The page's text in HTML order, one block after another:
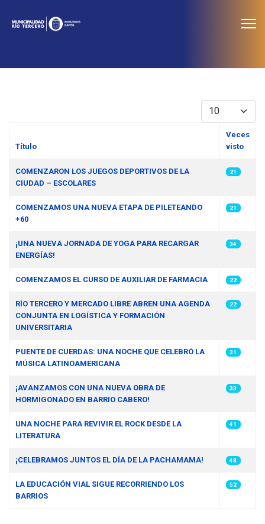
Cantidad
Título
Veces
visto
COMENZARON LOS JUEGOS DEPORTIVOS DE LA
CIUDAD – ESCOLARES
21
COMENZAMOS UNA NUEVA ETAPA DE PILETEANDO
+60
21
¡UNA NUEVA JORNADA DE YOGA PARA RECARGAR
ENERGÍAS!
34
COMENZAMOS EL CURSO DE AUXILIAR DE FARMACIA 22
RÍO TERCERO Y MERCADO LIBRE ABREN UNA AGENDA
CONJUNTA EN LOGÍSTICA Y FORMACIÓN
UNIVERSITARIA
22
PUENTE DE CUERDAS: UNA NOCHE QUE CELEBRÓ LA
MÚSICA LATINOAMERICANA
31
¡AVANZAMOS CON UNA NUEVA OBRA DE
HORMIGONADO EN BARRIO CABERO!
33
UNA NOCHE PARA REVIVIR EL ROCK DESDE LA
LITERATURA
41
¡CELEBRAMOS JUNTOS EL DÍA DE LA PACHAMAMA! 48
LA EDUCACIÓN VIAL SIGUE RECORRIENDO LOS
BARRIOS
52